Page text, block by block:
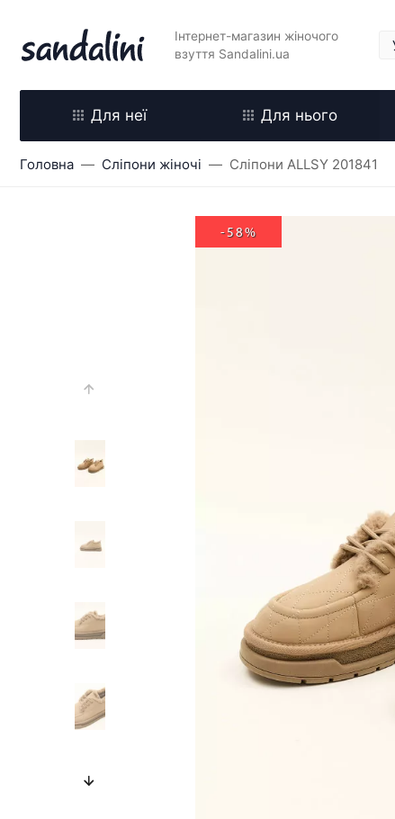
Інтернет-магазин жіночого
взуття Sandalini.ua
Для неї Для нього
Головна Сліпони жіночі Сліпони ALLSY 201841
-58%